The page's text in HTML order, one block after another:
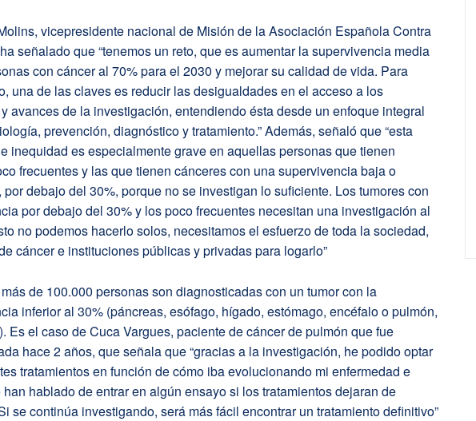
vicepresidente nacional de Misión de la Asociación Española Contra
señalado que “tenemos un reto, que es aumentar la supervivencia media
con cáncer al 70% para el 2030 y mejorar su calidad de vida. Para
una de las claves es reducir las desigualdades en el acceso a los
avances de la investigación, entendiendo ésta desde un enfoque integral
prevención, diagnóstico y tratamiento.” Además, señaló que “esta
inequidad es especialmente grave en aquellas personas que tienen
frecuentes y las que tienen cánceres con una supervivencia baja o
por debajo del 30%, porque no se investigan lo suficiente. Los tumores con
por debajo del 30% y los poco frecuentes necesitan una investigación al
no podemos hacerlo solos, necesitamos el esfuerzo de toda la sociedad,
cáncer e instituciones públicas y privadas para logarlo”
de 100.000 personas son diagnosticadas con un tumor con la
inferior al 30% (páncreas, esófago, hígado, estómago, encéfalo o pulmón,
Es el caso de Cuca Vargues, paciente de cáncer de pulmón que fue
hace 2 años, que señala que “gracias a la investigación, he podido optar
tratamientos en función de cómo iba evolucionando mi enfermedad e
hablado de entrar en algún ensayo si los tratamientos dejaran de
se continúa investigando, será más fácil encontrar un tratamiento definitivo”